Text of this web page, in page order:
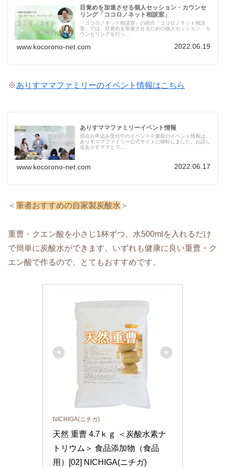
目覚めを加速させる個人セッション・カウンセ
リング「ココロノネット相談室」
「ココロノネット相談室」の紹介「ココロノネット相談
室」では、目覚めを加速させるための個人セッション・カ
ウンセリングを行っ...
www.kocorono-net.com 2022.06.19
※ありすママファミリーのイベント情報はこちら
ありすママファミリーイベント情報
現在お申込み受付中のイベント※最新のイベント情報は、
ありすママファミリー公式サイトに移転しました。お話し
会ありすママとフ...
www.kocorono-net.com 2022.06.17
＜ 筆者おすすめの自家製炭酸水 ＞
重曹・クエン酸を小さじ1杯ずつ、水500mlを入れるだけ
で簡単に炭酸水ができます。いずれも健康に良い重曹・ク
エン酸で作るので、とてもおすすめです。
NICHIGA(ニチガ)
天然 重曹 4.7ｋｇ ＜炭酸水素ナ
トリウム＞ 食品添加物（食品
用）[02] NICHIGA(ニチガ)